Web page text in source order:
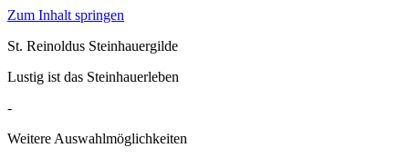
Zum Inhalt springen
St. Reinoldus Steinhauergilde
Lustig ist das Steinhauerleben
-
Weitere Auswahlmöglichkeiten